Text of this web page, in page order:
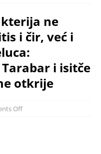
ne
i čir, već i
i isitče
otkrije
Off